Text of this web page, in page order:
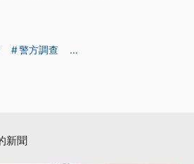
警方調查 ...
新聞